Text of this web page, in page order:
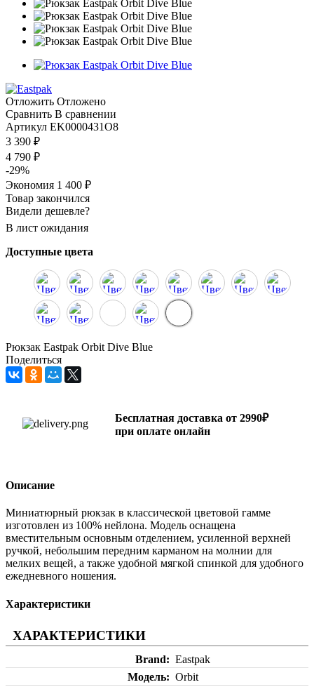
Отложить Отложено
Сравнить В сравнении
Артикул EK0000431O8
3 390 ₽
4 790 ₽
-29%
Экономия 1 400 ₽
Товар закончился
Видели дешевле?
В лист ожидания
Доступные цвета
Рюкзак Eastpak Orbit Dive Blue
Поделиться
Бесплатная доставка от 2990₽
при оплате онлайн
Описание
Миниатюрный рюкзак в классической цветовой гамме
изготовлен из 100% нейлона. Модель оснащена
вместительным основным отделением, усиленной верхней
ручкой, небольшим передним карманом на молнии для
мелких вещей, а также удобной мягкой спинкой для удобного
ежедневного ношения.
Характеристики
ХАРАКТЕРИСТИКИ
Brand
Eastpak
Модель
Orbit